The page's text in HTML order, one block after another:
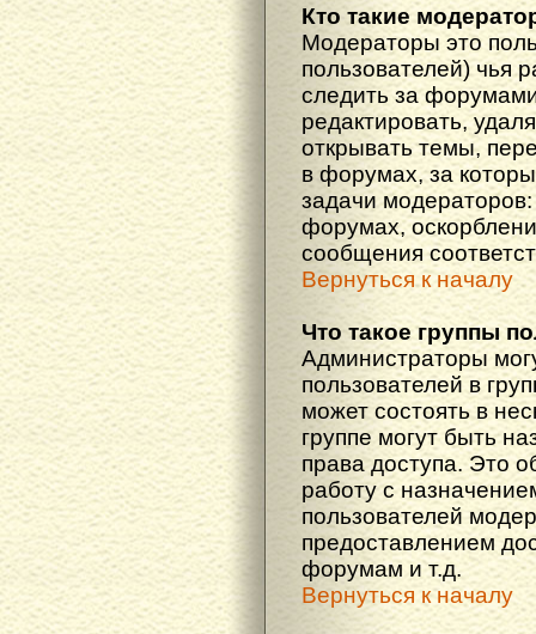
Кто такие
Модераторы это
пользователей) чья
следить за
редактировать,
открывать темы,
в форумах, за
задачи
форумах,
сообщения
Вернуться к началу
Что такое группы
Администраторы
пользователей в
может состоять в
группе могут быть
права доступа. Это
работу с
пользователей
предоставлением
форумам и т.д.
Вернуться к началу